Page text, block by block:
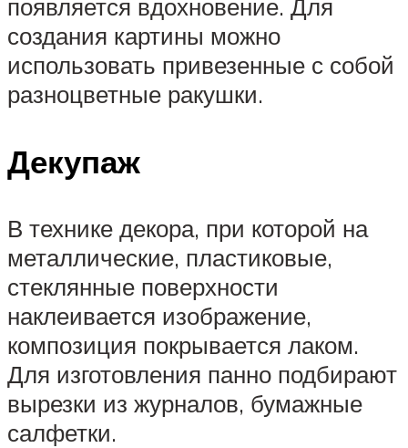
появляется вдохновение. Для
создания картины можно
использовать привезенные с собой
разноцветные ракушки.
Декупаж
В технике декора, при которой на
металлические, пластиковые,
стеклянные поверхности
наклеивается изображение,
композиция покрывается лаком.
Для изготовления панно подбирают
вырезки из журналов, бумажные
салфетки.